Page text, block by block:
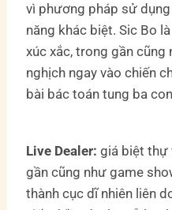
vì phương pháp sử
năng khác biệt. Sic Bo
xúc xắc, trong gần cũng
nghịch ngay vào chiến
bài bác toán tung ba
Live Dealer: giá biệt thự
gần cũng như game
thành cục dĩ nhiên liên